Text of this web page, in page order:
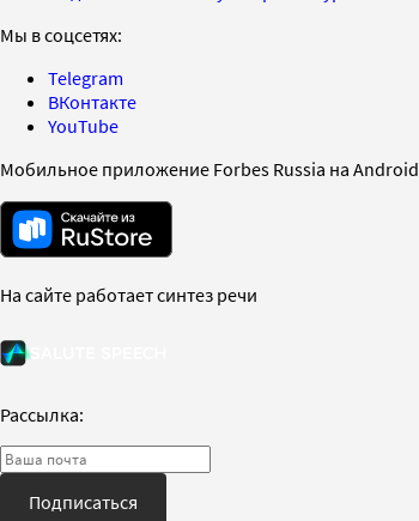
Мы в соцсетях:
Telegram
ВКонтакте
YouTube
Мобильное приложение Forbes Russia на Android
На сайте работает синтез речи
Рассылка:
Подписаться